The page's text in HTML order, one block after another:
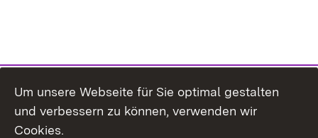
Um unsere Webseite für Sie optimal gestalten
und verbessern zu können, verwenden wir
Cookies.